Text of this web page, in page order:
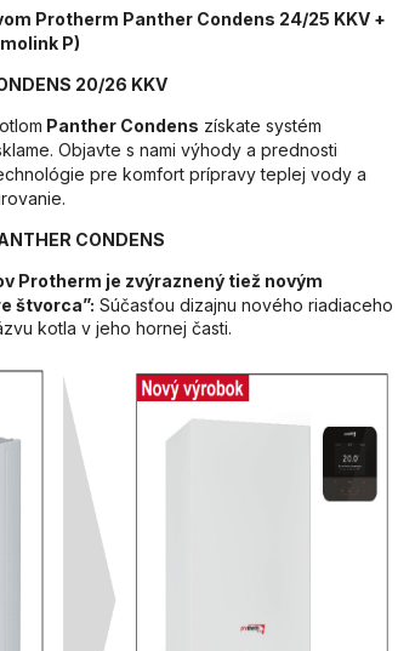
Protherm Panther Condens 24/25 KKV +
P)
20/26 KKV
Panther Condens získate systém
Objavte s nami výhody a prednosti
pre komfort prípravy teplej vody a
CONDENS
Protherm je zvýraznený tiež novým
štvorca”: Súčasťou dizajnu nového riadiaceho
kotla v jeho hornej časti.